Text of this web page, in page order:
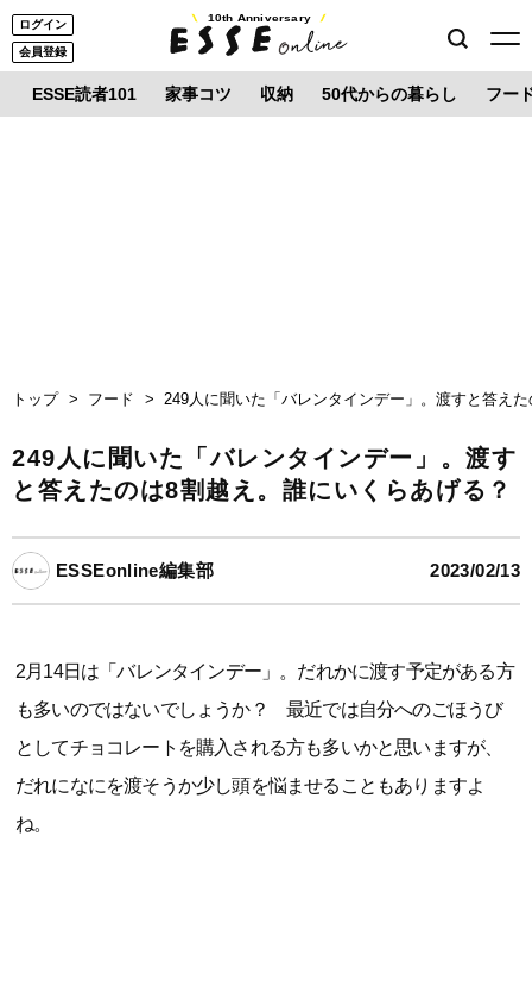
ログイン
会員登録
10th Anniversary
ESSE読者101 家事コツ 収納 50代からの暮らし フー
トップ フード 249人に聞いた「バレンタインデー」。渡すと答え
249人に聞いた「バレンタインデー」。渡す
と答えたのは8割越え。誰にいくらあげる？
ESSEonline編集部 2023/02/13
2月14日は「バレンタインデー」。だれかに渡す予定がある方
も多いのではないでしょうか？ 最近では自分へのごほうび
としてチョコレートを購入される方も多いかと思いますが、
だれになにを渡そうか少し頭を悩ませることもありますよ
ね。